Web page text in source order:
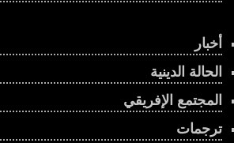
أخبار
الحالة الدينية
المجتمع الإفريقي
ترجمات